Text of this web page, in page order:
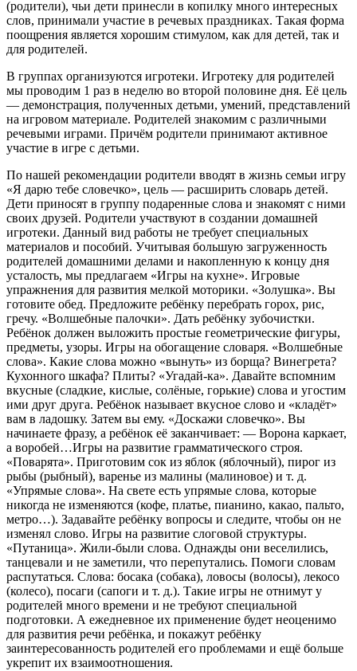
(родители), чьи дети принесли в копилку много интересных
слов, принимали участие в речевых праздниках. Такая форма
поощрения является хорошим стимулом, как для детей, так и
для родителей.
В группах организуются игротеки. Игротеку для родителей
мы проводим 1 раз в неделю во второй половине дня. Её цель
— демонстрация, полученных детьми, умений, представлений
на игровом материале. Родителей знакомим с различными
речевыми играми. Причём родители принимают активное
участие в игре с детьми.
По нашей рекомендации родители вводят в жизнь семьи игру
«Я дарю тебе словечко», цель — расширить словарь детей.
Дети приносят в группу подаренные слова и знакомят с ними
своих друзей. Родители участвуют в создании домашней
игротеки. Данный вид работы не требует специальных
материалов и пособий. Учитывая большую загруженность
родителей домашними делами и накопленную к концу дня
усталость, мы предлагаем «Игры на кухне». Игровые
упражнения для развития мелкой моторики. «Золушка». Вы
готовите обед. Предложите ребёнку перебрать горох, рис,
гречу. «Волшебные палочки». Дать ребёнку зубочистки.
Ребёнок должен выложить простые геометрические фигуры,
предметы, узоры. Игры на обогащение словаря. «Волшебные
слова». Какие слова можно «вынуть» из борща? Винегрета?
Кухонного шкафа? Плиты? «Угадай-ка». Давайте вспомним
вкусные (сладкие, кислые, солёные, горькие) слова и угостим
ими друг друга. Ребёнок называет вкусное слово и «кладёт»
вам в ладошку. Затем вы ему. «Доскажи словечко». Вы
начинаете фразу, а ребёнок её заканчивает: — Ворона каркает,
а воробей…Игры на развитие грамматического строя.
«Поварята». Приготовим сок из яблок (яблочный), пирог из
рыбы (рыбный), варенье из малины (малиновое) и т. д.
«Упрямые слова». На свете есть упрямые слова, которые
никогда не изменяются (кофе, платье, пианино, какао, пальто,
метро…). Задавайте ребёнку вопросы и следите, чтобы он не
изменял слово. Игры на развитие слоговой структуры.
«Путаница». Жили-были слова. Однажды они веселились,
танцевали и не заметили, что перепутались. Помоги словам
распутаться. Слова: босака (собака), ловосы (волосы), лекосо
(колесо), посаги (сапоги и т. д.). Такие игры не отнимут у
родителей много времени и не требуют специальной
подготовки. А ежедневное их применение будет неоценимо
для развития речи ребёнка, и покажут ребёнку
заинтересованность родителей его проблемами и ещё больше
укрепит их взаимоотношения.